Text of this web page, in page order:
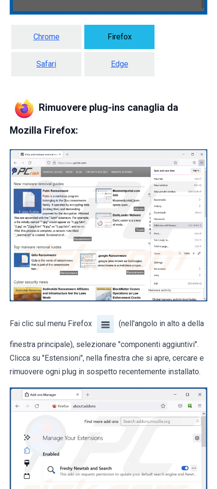
Chrome Firefox
Safari Edge
Rimuovere plug-ins canaglia da
Mozilla Firefox:
Fai clic sul menu Firefox (nell'angolo in alto a della
finestra principale), selezionare "componenti aggiuntivi".
Clicca su "Estensioni", nella finestra che si apre, cercare e
rimuovere ogni plug in sospetto recentemente installato.